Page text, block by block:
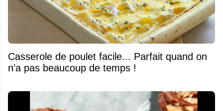
Casserole de poulet facile... Parfait quand on
n’a pas beaucoup de temps !